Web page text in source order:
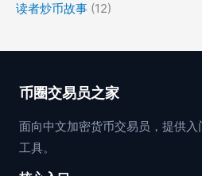
读者炒币故事 (12)
币圈交易员之家
面向中文加密货币交易员，提供
工具。